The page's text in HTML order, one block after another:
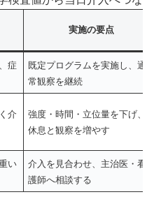
実施の要点
症
既定プログラムを実施し、通
常観察を継続
介
強度・時間・立位量を下げ、
休息と観察を増やす
い
介入を見合わせ、主治医・看
護師へ相談する